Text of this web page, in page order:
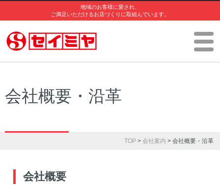
地域のお客様に愛され、
ご満足いただけるお店づくりに取組んでいます。
会社概要・沿革
TOP> 会社案内 > 会社概要・沿革
会社概要